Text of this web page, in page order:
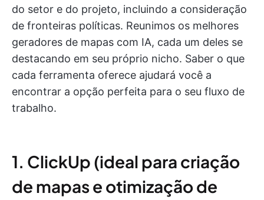
do setor e do projeto, incluindo a consideração
de fronteiras políticas. Reunimos os melhores
geradores de mapas com IA, cada um deles se
destacando em seu próprio nicho. Saber o que
cada ferramenta oferece ajudará você a
encontrar a opção perfeita para o seu fluxo de
trabalho.
1. ClickUp (ideal para criação
de mapas e otimização de